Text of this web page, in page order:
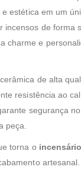
estética em um
incensos de forma
charme e
de alta
resistência ao
segurança
peça.
torna o